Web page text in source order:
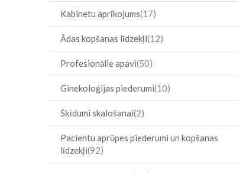
Kabinetu aprīkojums 17
Ādas kopšanas līdzekļi 12
Profesionālie apavi 50
Ginekoloģijas piederumi 10
Šķīdumi skalošanai 2
Pacientu aprūpes piederumi un kopšanas
līdzekļi 92